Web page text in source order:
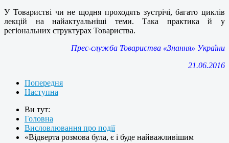
У Товаристві чи не щодня проходять зустрічі, багато циклів
лекцій на найактуальніші теми. Така практика й у
регіональних структурах Товариства.
Прес-служба Товариства «Знання» України
21.06.2016
Попередня
Наступна
Ви тут:
Головна
Висловлювання про події
«Відверта розмова була, є і буде найважливішим